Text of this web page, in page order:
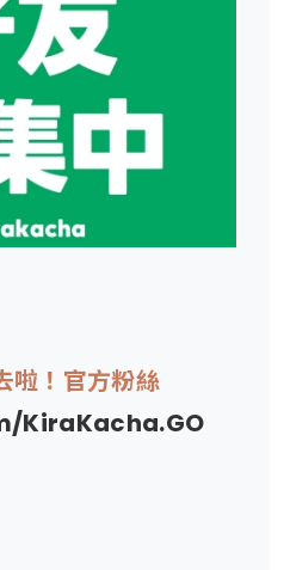
！官方粉絲
KiraKacha.GO